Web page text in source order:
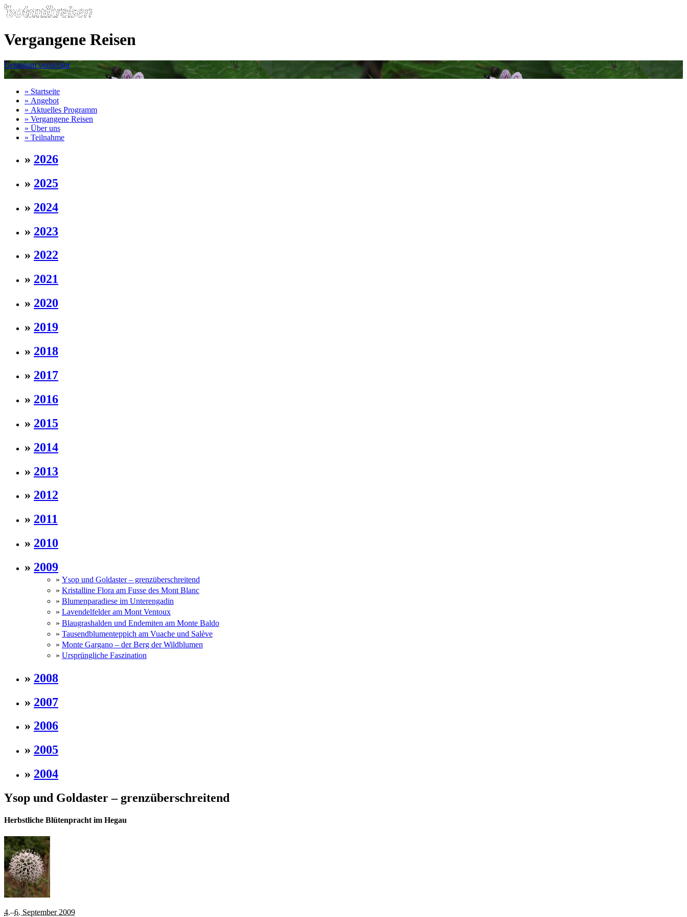
Vergangene Reisen
Geranium versicolor
» Startseite
» Angebot
» Aktuelles Programm
» Vergangene Reisen
» Über uns
» Teilnahme
» 2026
» 2025
» 2024
» 2023
» 2022
» 2021
» 2020
» 2019
» 2018
» 2017
» 2016
» 2015
» 2014
» 2013
» 2012
» 2011
» 2010
» 2009
» Ysop und Goldaster – grenzüberschreitend
» Kristalline Flora am Fusse des Mont Blanc
» Blumenparadiese im Unterengadin
» Lavendelfelder am Mont Ventoux
» Blaugrashalden und Endemiten am Monte Baldo
» Tausendblumenteppich am Vuache und Salève
» Monte Gargano – der Berg der Wildblumen
» Ursprüngliche Faszination
» 2008
» 2007
» 2006
» 2005
» 2004
Ysop und Goldaster – grenzüberschreitend
Herbstliche Blütenpracht im Hegau
4.–6. September 2009